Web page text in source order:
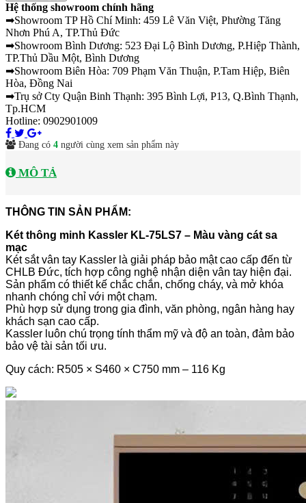
Hệ thống showroom chính hãng
➡Showroom TP Hồ Chí Minh: 459 Lê Văn Việt, Phường Tăng
Nhơn Phú A, TP.Thủ Đức
➡Showroom Bình Dương: 523 Đại Lộ Bình Dương, P.Hiệp Thành,
TP.Thủ Dầu Một, Bình Dương
➡Showroom Biên Hòa: 709 Phạm Văn Thuận, P.Tam Hiệp, Biên
Hòa, Đồng Nai
➡Trụ sở Cty Quận Binh Thạnh: 395 Bình Lợi, P13, Q.Bình Thạnh,
Tp.HCM
Hotline: 0902901009
Đang có 4 người cùng xem sản phẩm này
MÔ TẢ
THÔNG TIN SẢN PHẨM:
Két thông minh Kassler KL-75LS7 – Màu vàng cát sa
mạc
Két sắt vân tay Kassler là giải pháp bảo mật cao cấp đến từ
CHLB Đức, tích hợp công nghệ nhận diện vân tay hiện đại.
Sản phẩm có thiết kế chắc chắn, chống cháy, và mở khóa
nhanh chóng chỉ với một chạm.
Phù hợp sử dụng trong gia đình, văn phòng, ngân hàng hay
khách sạn cao cấp.
Kassler luôn chú trọng tính thẩm mỹ và độ an toàn, đảm bảo
bảo vệ tài sản tối ưu.
Quy cách: R505 × S460 × C750 mm – 116 Kg